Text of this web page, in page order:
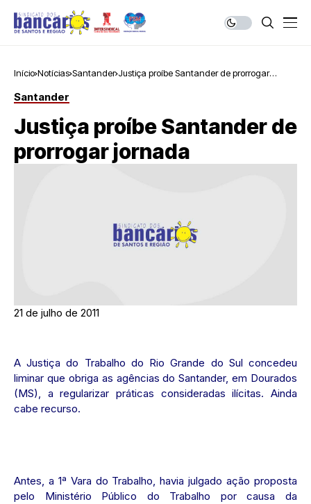
Início Notícias Santander Justiça proíbe Santander de prorrogar
Santander
Justiça proíbe Santander de
prorrogar jornada
21 de julho de 2011
A Justiça do Trabalho do Rio Grande do Sul concedeu
liminar que obriga as agências do Santander, em Dourados
(MS), a regularizar práticas consideradas ilícitas. Ainda
cabe recurso.
Antes, a 1ª Vara do Trabalho, havia julgado ação proposta
pelo Ministério Público do Trabalho por causa da